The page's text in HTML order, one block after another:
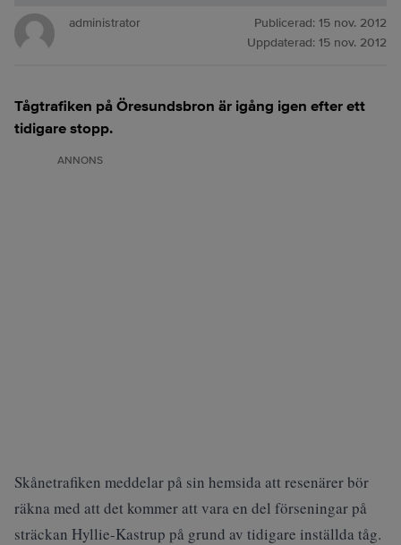
administrator Publicerad: 15 nov. 2012
Uppdaterad: 15 nov. 2012
Tågtrafiken på Öresundsbron är igång igen efter ett
tidigare stopp.
ANNONS
Skånetrafiken meddelar på sin hemsida att resenärer bör
räkna med att det kommer att vara en del förseningar på
sträckan Hyllie-Kastrup på grund av tidigare inställda tåg.